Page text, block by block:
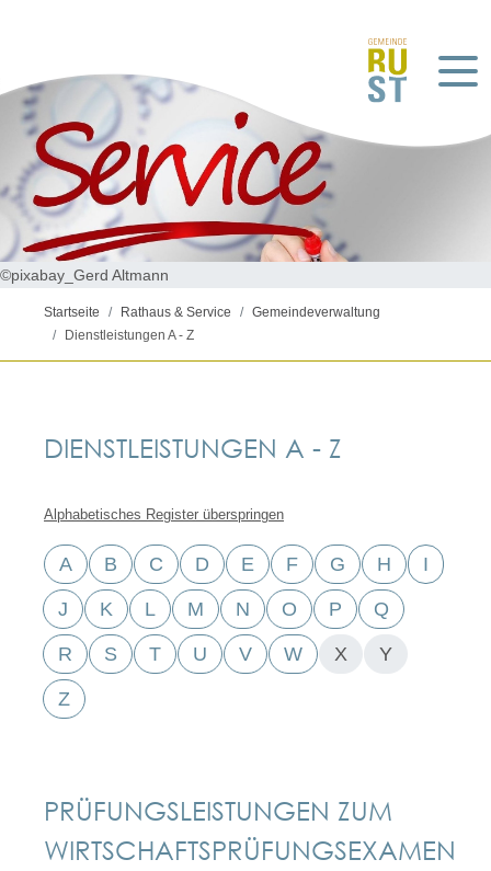
©pixabay_Gerd Altmann
Startseite Rathaus & Service
Gemeindeverwaltung
Dienstleistungen A - Z
DIENSTLEISTUNGEN A - Z
Alphabetisches Register überspringen
A B C D E F G H I
J K L M N O P Q
R S T U V W X Y
Z
PRÜFUNGSLEISTUNGEN ZUM
WIRTSCHAFTSPRÜFUNGSEXAMEN